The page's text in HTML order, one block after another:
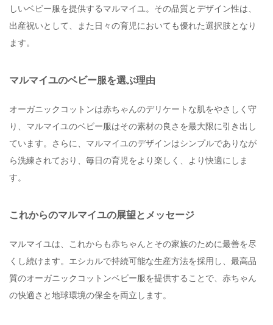
しいベビー服を提供するマルマイユ。その品質とデザイン性は、
出産祝いとして、また日々の育児においても優れた選択肢となり
ます。
マルマイユのベビー服を選ぶ理由
オーガニックコットンは赤ちゃんのデリケートな肌をやさしく守
り、マルマイユのベビー服はその素材の良さを最大限に引き出し
ています。さらに、マルマイユのデザインはシンプルでありなが
ら洗練されており、毎日の育児をより楽しく、より快適にしま
す。
これからのマルマイユの展望とメッセージ
マルマイユは、これからも赤ちゃんとその家族のために最善を尽
くし続けます。エシカルで持続可能な生産方法を採用し、最高品
質のオーガニックコットンベビー服を提供することで、赤ちゃん
の快適さと地球環境の保全を両立します。